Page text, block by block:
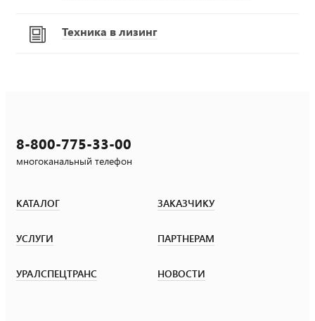
Техника в лизинг
8-800-775-33-00
многоканальный телефон
КАТАЛОГ ЗАКАЗЧИКУ
УСЛУГИ ПАРТНЕРАМ
УРАЛСПЕЦТРАНС НОВОСТИ